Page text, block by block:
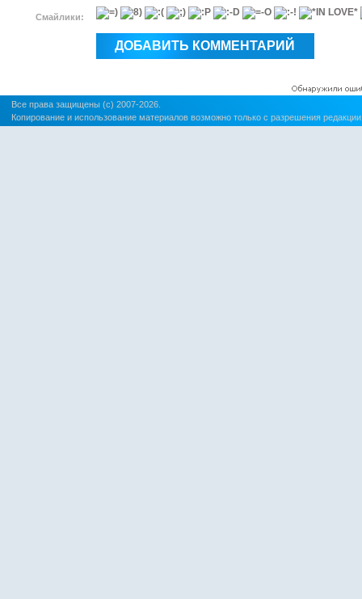
Смайлики:
Все права защищены (c) 2007-2026.
Копирование и использование материалов возможно только с разрешения